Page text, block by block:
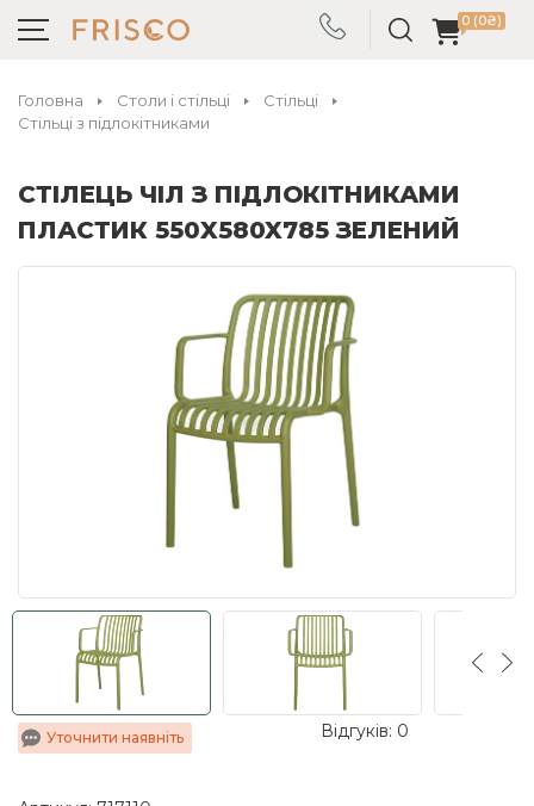
0 (0₴)
Головна Столи і стільці
Стільці
Стільці з підлокітниками
СТІЛЕЦЬ ЧІЛ З ПІДЛОКІТНИКАМИ
ПЛАСТИК 550X580X785 ЗЕЛЕНИЙ
Уточнити наявніть Відгуків: 0